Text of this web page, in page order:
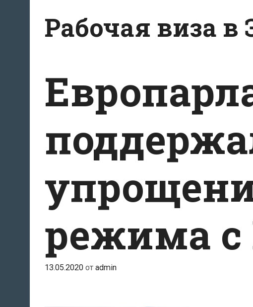
содержимому
Рабочая виза в
режима с
13.05.2020 от admin